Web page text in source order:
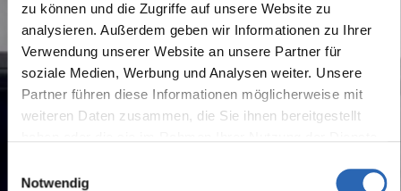
zu können und die Zugriffe auf unsere Website zu
analysieren. Außerdem geben wir Informationen zu Ihrer
Verwendung unserer Website an unsere Partner für
soziale Medien, Werbung und Analysen weiter. Unsere
Partner führen diese Informationen möglicherweise mit
weiteren Daten zusammen, die Sie ihnen bereitgestellt
Notwendig